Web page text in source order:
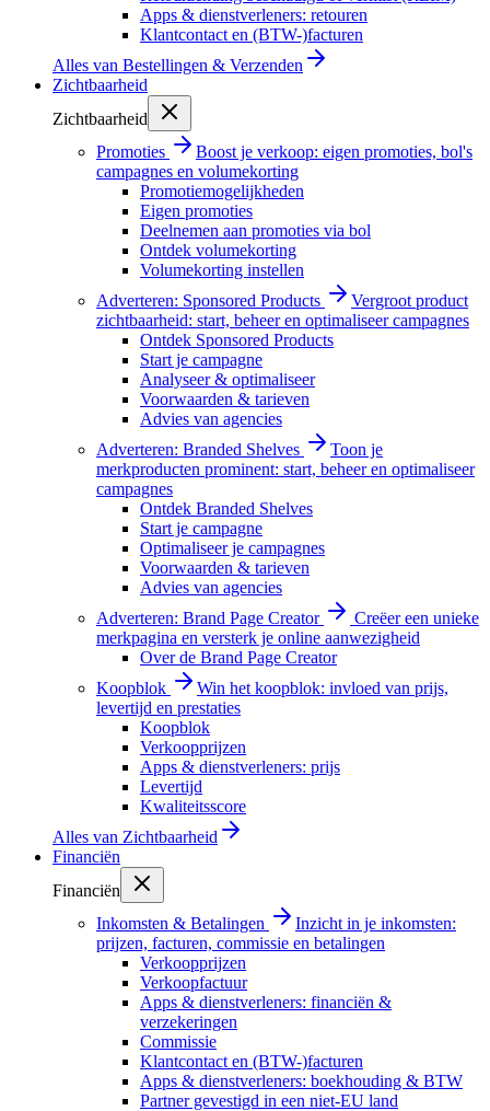
Apps & dienstverleners: retouren
Klantcontact en (BTW-)facturen
Alles van Bestellingen & Verzenden
Zichtbaarheid
Zichtbaarheid
Promoties
Boost je verkoop: eigen promoties, bol's
campagnes en volumekorting
Promotiemogelijkheden
Eigen promoties
Deelnemen aan promoties via bol
Ontdek volumekorting
Volumekorting instellen
Adverteren: Sponsored Products
Vergroot product
zichtbaarheid: start, beheer en optimaliseer campagnes
Ontdek Sponsored Products
Start je campagne
Analyseer & optimaliseer
Voorwaarden & tarieven
Advies van agencies
Adverteren: Branded Shelves
Toon je
merkproducten prominent: start, beheer en optimaliseer
campagnes
Ontdek Branded Shelves
Start je campagne
Optimaliseer je campagnes
Voorwaarden & tarieven
Advies van agencies
Adverteren: Brand Page Creator
Creëer een unieke
merkpagina en versterk je online aanwezigheid
Over de Brand Page Creator
Koopblok
Win het koopblok: invloed van prijs,
levertijd en prestaties
Koopblok
Verkoopprijzen
Apps & dienstverleners: prijs
Levertijd
Kwaliteitsscore
Alles van Zichtbaarheid
Financiën
Financiën
Inkomsten & Betalingen
Inzicht in je inkomsten:
prijzen, facturen, commissie en betalingen
Verkoopprijzen
Verkoopfactuur
Apps & dienstverleners: financiën &
verzekeringen
Commissie
Klantcontact en (BTW-)facturen
Apps & dienstverleners: boekhouding & BTW
Partner gevestigd in een niet-EU land